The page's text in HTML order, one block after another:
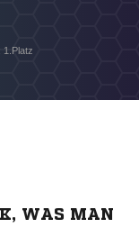
1.Platz
WAS MAN